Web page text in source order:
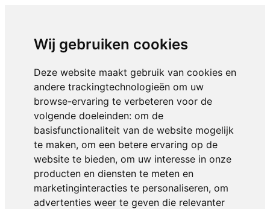
Wij gebruiken cookies
Deze website maakt gebruik van cookies en
andere trackingtechnologieën om uw
browse-ervaring te verbeteren voor de
volgende doeleinden: om de
basisfunctionaliteit van de website mogelijk
te maken, om een betere ervaring op de
website te bieden, om uw interesse in onze
producten en diensten te meten en
marketinginteracties te personaliseren, om
advertenties weer te geven die relevanter